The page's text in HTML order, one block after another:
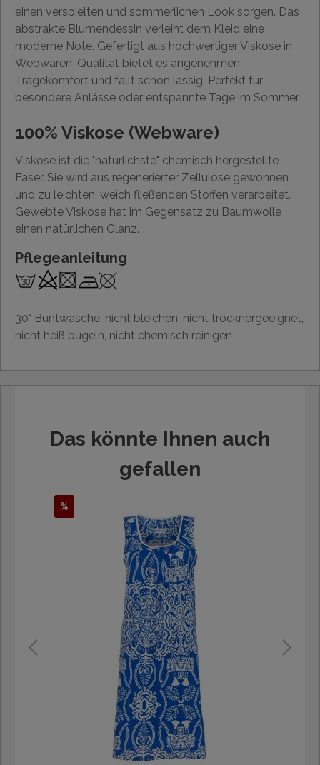
einen verspielten und sommerlichen Look sorgen. Das
abstrakte Blumendessin verleiht dem Kleid eine
moderne Note. Gefertigt aus hochwertiger Viskose in
Webwaren-Qualität bietet es angenehmen
Tragekomfort und fällt schön lässig. Perfekt für
besondere Anlässe oder entspannte Tage im Sommer.
100% Viskose (Webware)
Viskose ist die "natürlichste" chemisch hergestellte
Faser. Sie wird aus regenerierter Zellulose gewonnen
und zu leichten, weich fließenden Stoffen verarbeitet.
Gewebte Viskose hat im Gegensatz zu Baumwolle
einen natürlichen Glanz.
Pflegeanleitung
30° Buntwäsche, nicht bleichen, nicht trocknergeeignet,
nicht heiß bügeln, nicht chemisch reinigen
Das könnte Ihnen auch
gefallen
%